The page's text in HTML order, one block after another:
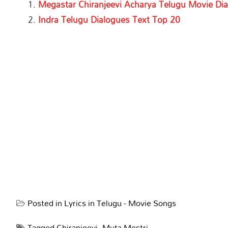
Megastar Chiranjeevi Acharya Telugu Movie
Indra Telugu Dialogues Text Top 20
Posted inLyrics in Telugu - Movie Songs